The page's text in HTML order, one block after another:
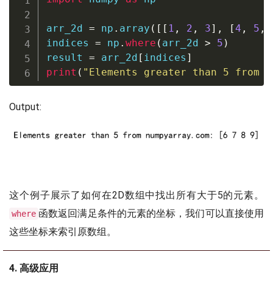
arr_2d = np . array ( [ [ 1 , 2 , 3] , [4 , 5 ,
indices = np . where ( arr_2d > 5 )
result = arr_2d [ indices ]
print ( "Elements greater than 5 from
Output:
这个例子展示了如何在2D数组中找出所有大于5的元素。
where 函数返回满足条件的元素的坐标，我们可以直接使用
这些坐标来索引原数组。
4. 高级应用